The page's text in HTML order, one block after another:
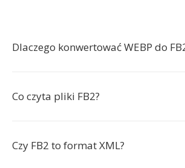
Dlaczego konwertować WEBP do
Co czyta pliki FB2?
Czy FB2 to format XML?